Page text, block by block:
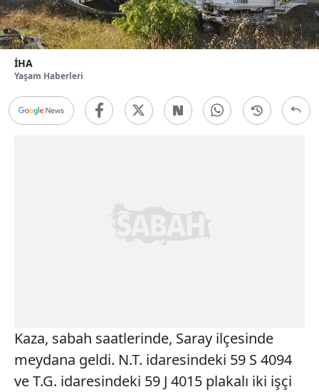
İHA
Yaşam Haberleri
Kaza, sabah saatlerinde, Saray ilçesinde
meydana geldi. N.T. idaresindeki 59 S 4094
ve T.G. idaresindeki 59 J 4015 plakalı iki işçi